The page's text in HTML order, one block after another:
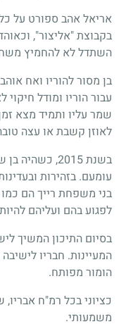
אריאל אהב ספורט על
בקבוצת "אליצור",
השתדל לא להחמיץ
בן מסור להוריו ואח
עבור הוריו ומודל
שמר עליו ותמיד מצא
לאוזן קשבת או עצה
בשנת 2015,
עומעם. בזהירות
בני משפחת רייך הם
לפגוע בהם ועליהם
בסיום התיכון המשיך
המעיינות. חבריו
הומור מפותח.
כציוני בכל רמ"ח
משמעותי.